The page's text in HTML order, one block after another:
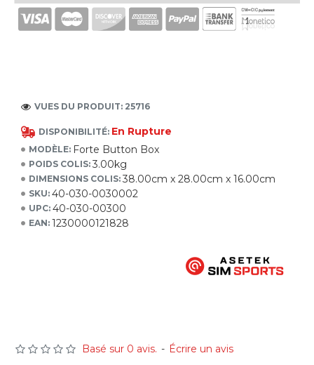
DISPONIBILITÉ: En Rupture
MODÈLE: Forte Button Box
POIDS COLIS: 3.00kg
DIMENSIONS COLIS: 38.00cm x 28.00cm x 16.00cm
SKU: 40-030-0030002
UPC: 40-030-00300
EAN: 1230000121828
VUES DU PRODUIT: 25716
Basé sur 0 avis. - Écrire un avis